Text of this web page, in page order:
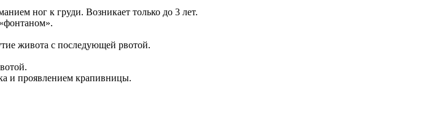
ног к груди. Возникает только до 3 лет.
живота с последующей рвотой.
и проявлением крапивницы.